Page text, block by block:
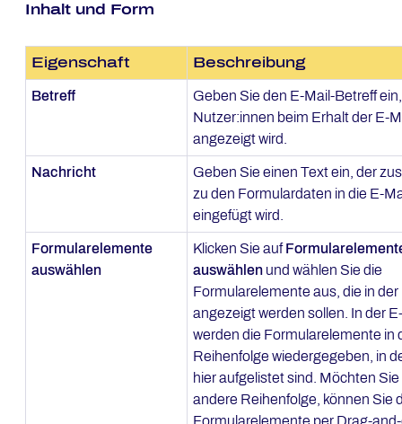
Inhalt und Form
Eigenschaft Beschreibung
Betreff
Geben Sie den E-Mail-Betreff
Nutzer:innen beim Erhalt der E-
angezeigt wird.
Nachricht
Geben Sie einen Text ein, der
zu den Formulardaten in die E-
eingefügt wird.
Formularelemente
auswählen
Klicken Sie auf
auswählen und wählen Sie die
Formularelemente aus, die in der
angezeigt werden sollen. In der
werden die Formularelemente in
Reihenfolge wiedergegeben, in
hier aufgelistet sind. Möchten Sie
andere Reihenfolge, können Sie
Formularelemente per Drag-